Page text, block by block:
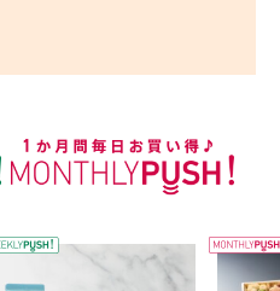
WEEKLY PUSH